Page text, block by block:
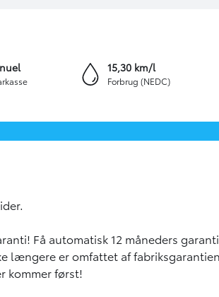
Forbrug (NEDC)
15,30 km/l
Få automatisk 12 måneders
længere er omfattet af
kommer først!